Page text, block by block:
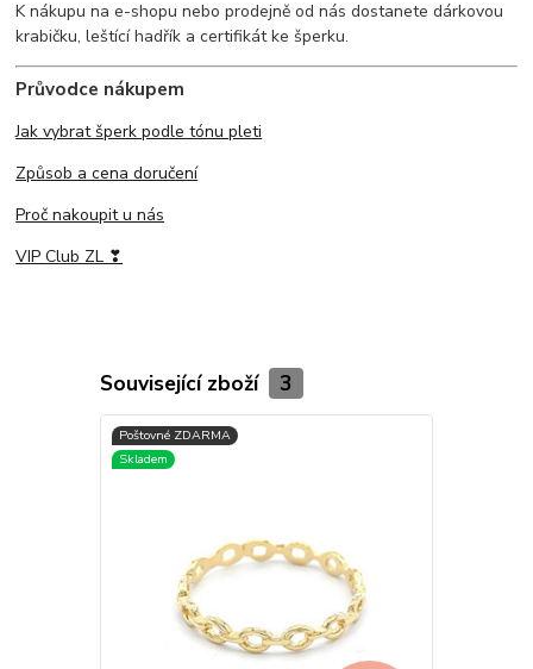
K nákupu na e-shopu nebo prodejně od nás dostanete dárkovou
krabičku, leštící hadřík a certifikát ke šperku.
Průvodce nákupem
Jak vybrat šperk podle tónu pleti
Způsob a cena doručení
Proč nakoupit u nás
VIP Club ZL ❣
Související zboží 3